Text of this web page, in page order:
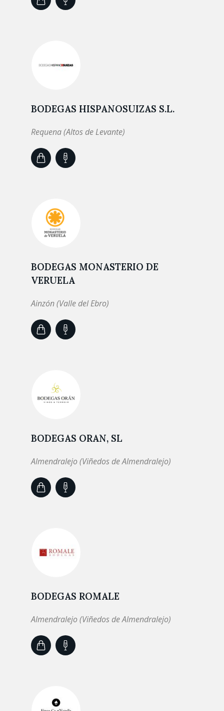
BODEGAS HISPANOSUIZAS S.L.
Requena (Altos de Levante)
BODEGAS MONASTERIO DE
VERUELA
Ainzón (Valle del Ebro)
BODEGAS ORAN, SL
Almendralejo (Viñedos de Almendralejo)
BODEGAS ROMALE
Almendralejo (Viñedos de Almendralejo)